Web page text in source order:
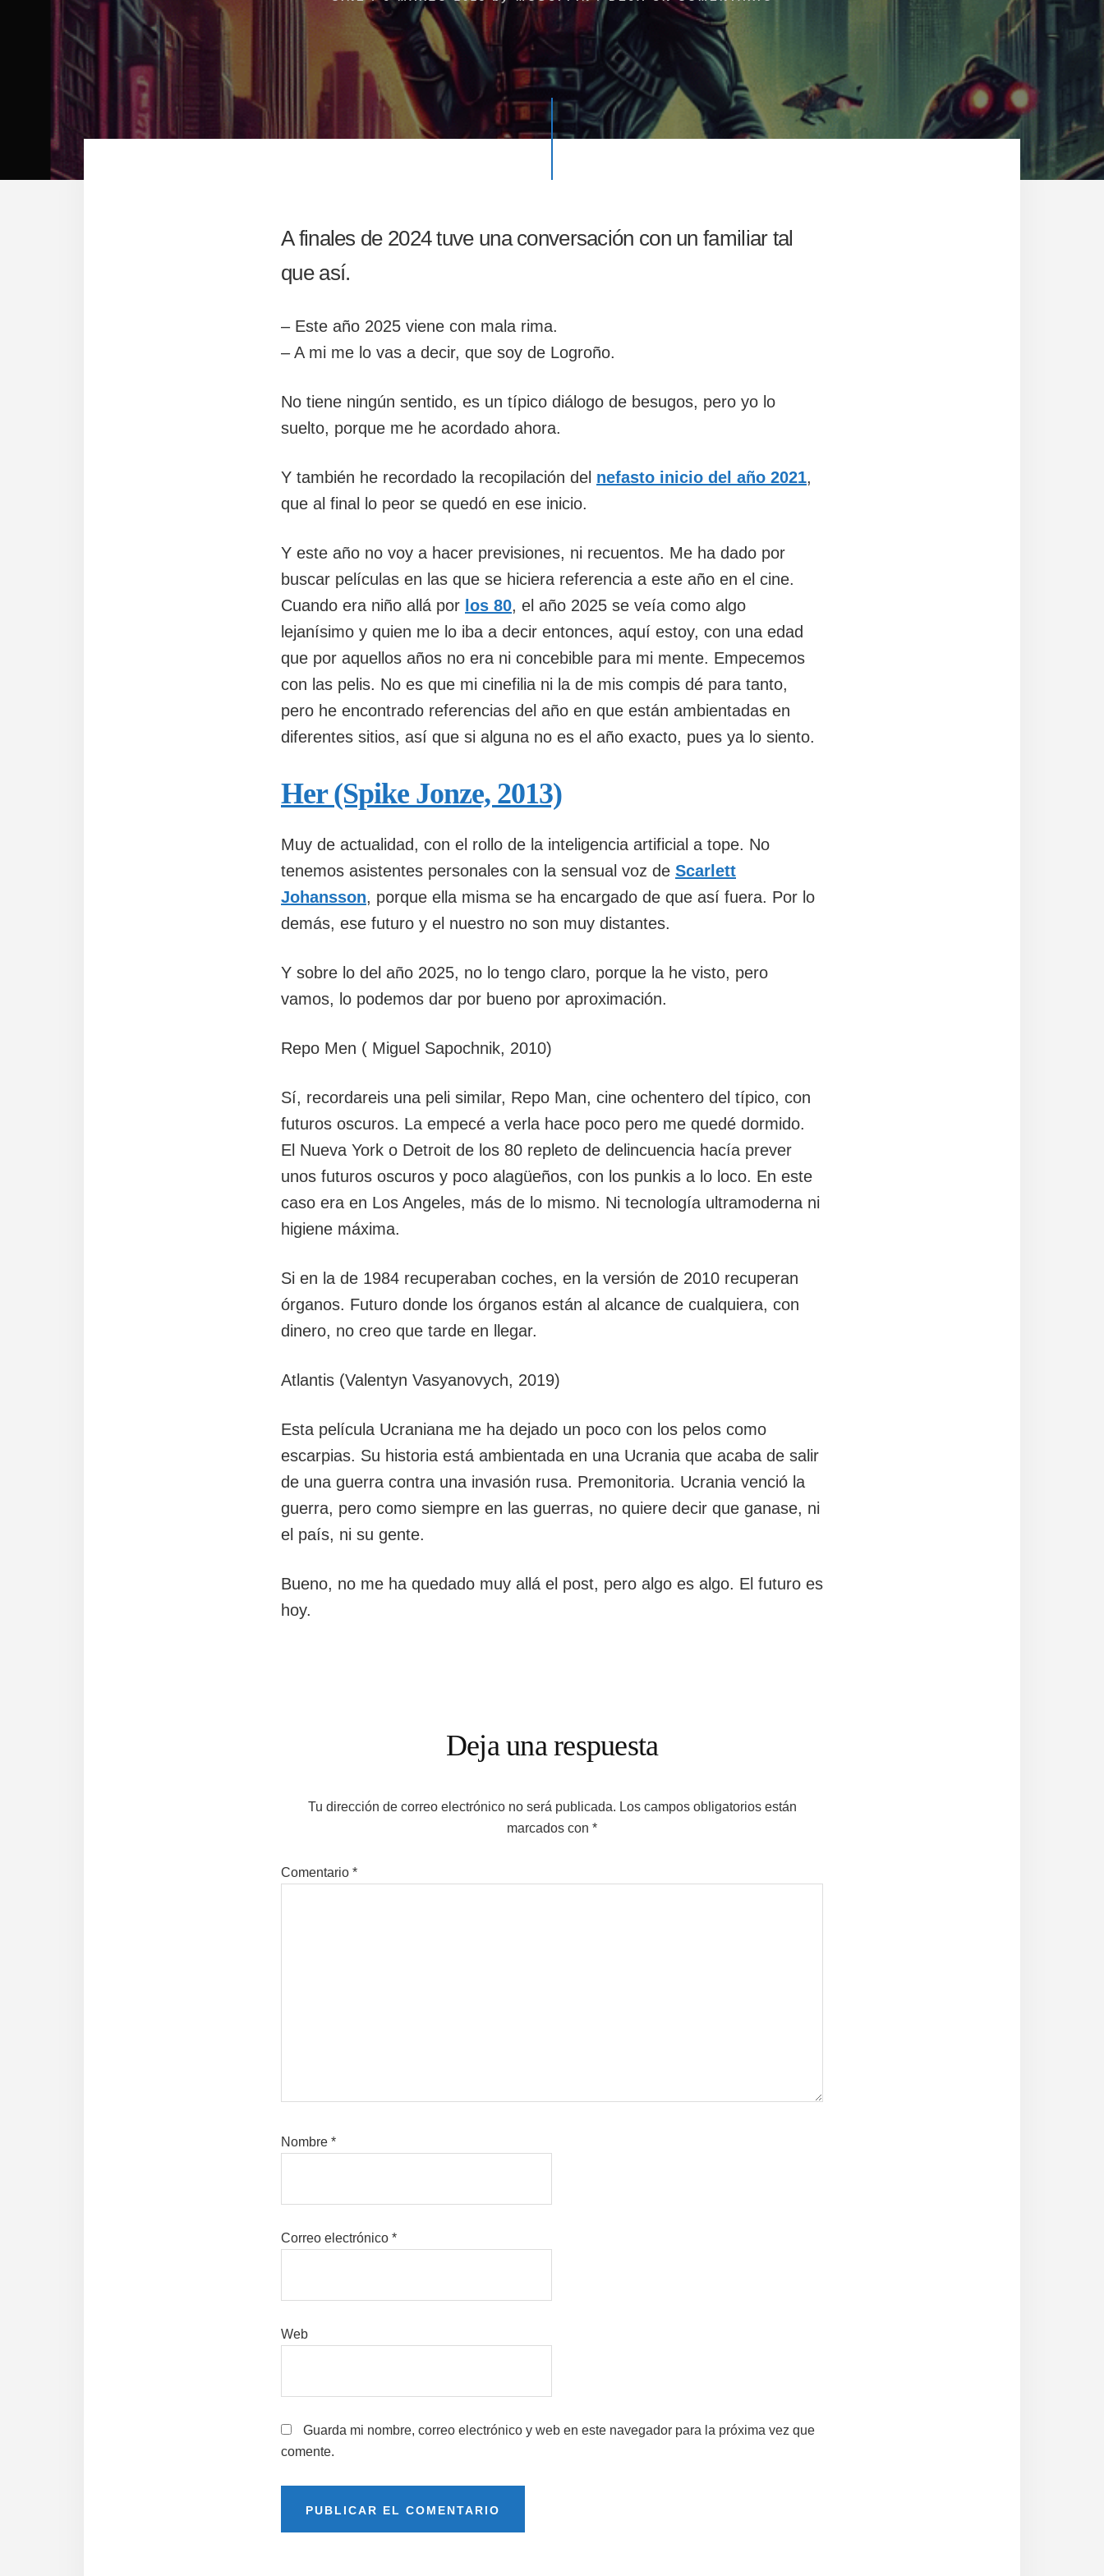
A finales de 2024 tuve una conversación con un familiar tal
que así.
– Este año 2025 viene con mala rima.
– A mi me lo vas a decir, que soy de Logroño.
No tiene ningún sentido, es un típico diálogo de besugos, pero yo lo
suelto, porque me he acordado ahora.
Y también he recordado la recopilación del nefasto inicio del año 2021,
que al final lo peor se quedó en ese inicio.
Y este año no voy a hacer previsiones, ni recuentos. Me ha dado por
buscar películas en las que se hiciera referencia a este año en el cine.
Cuando era niño allá por los 80, el año 2025 se veía como algo
lejanísimo y quien me lo iba a decir entonces, aquí estoy, con una edad
que por aquellos años no era ni concebible para mi mente. Empecemos
con las pelis. No es que mi cinefilia ni la de mis compis dé para tanto,
pero he encontrado referencias del año en que están ambientadas en
diferentes sitios, así que si alguna no es el año exacto, pues ya lo siento.
Her (Spike Jonze, 2013)
Muy de actualidad, con el rollo de la inteligencia artificial a tope. No
tenemos asistentes personales con la sensual voz de Scarlett
Johansson, porque ella misma se ha encargado de que así fuera. Por lo
demás, ese futuro y el nuestro no son muy distantes.
Y sobre lo del año 2025, no lo tengo claro, porque la he visto, pero
vamos, lo podemos dar por bueno por aproximación.
Repo Men ( Miguel Sapochnik, 2010)
Sí, recordareis una peli similar, Repo Man, cine ochentero del típico, con
futuros oscuros. La empecé a verla hace poco pero me quedé dormido.
El Nueva York o Detroit de los 80 repleto de delincuencia hacía prever
unos futuros oscuros y poco alagüeños, con los punkis a lo loco. En este
caso era en Los Angeles, más de lo mismo. Ni tecnología ultramoderna ni
higiene máxima.
Si en la de 1984 recuperaban coches, en la versión de 2010 recuperan
órganos. Futuro donde los órganos están al alcance de cualquiera, con
dinero, no creo que tarde en llegar.
Atlantis (Valentyn Vasyanovych, 2019)
Esta película Ucraniana me ha dejado un poco con los pelos como
escarpias. Su historia está ambientada en una Ucrania que acaba de salir
de una guerra contra una invasión rusa. Premonitoria. Ucrania venció la
guerra, pero como siempre en las guerras, no quiere decir que ganase, ni
el país, ni su gente.
Bueno, no me ha quedado muy allá el post, pero algo es algo. El futuro es
hoy.
lectores
Deja una respuesta
Tu dirección de correo electrónico no será publicada. Los campos obligatorios están
marcados con *
Comentario *
Nombre *
Correo electrónico *
Web
Guarda mi nombre, correo electrónico y web en este navegador para la próxima vez que
comente.